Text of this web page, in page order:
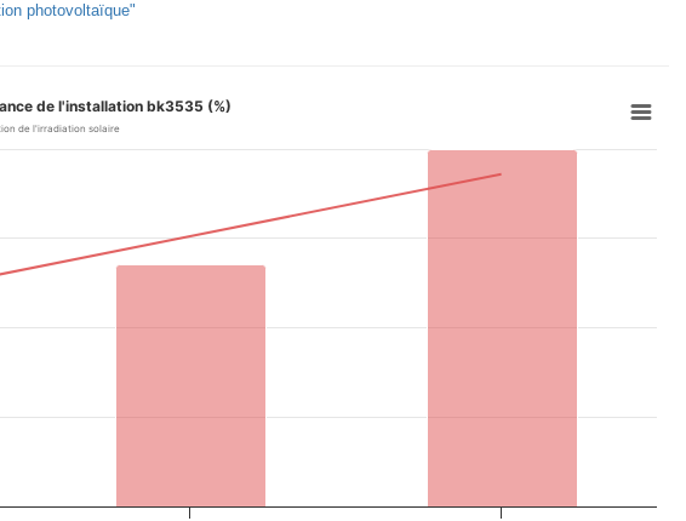
photovoltaïque"
de l'installation bk3535 (%)
de l'irradiation solaire